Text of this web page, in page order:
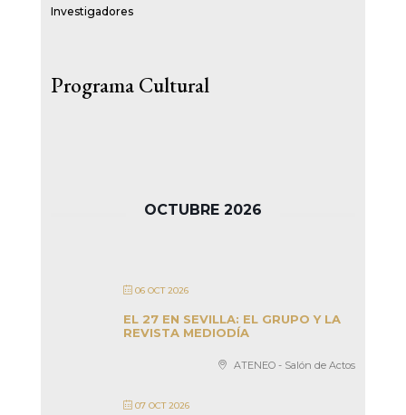
Investigadores
Programa Cultural
OCTUBRE 2026
06 OCT 2026
EL 27 EN SEVILLA: EL GRUPO Y LA
REVISTA MEDIODÍA
ATENEO - Salón de Actos
07 OCT 2026